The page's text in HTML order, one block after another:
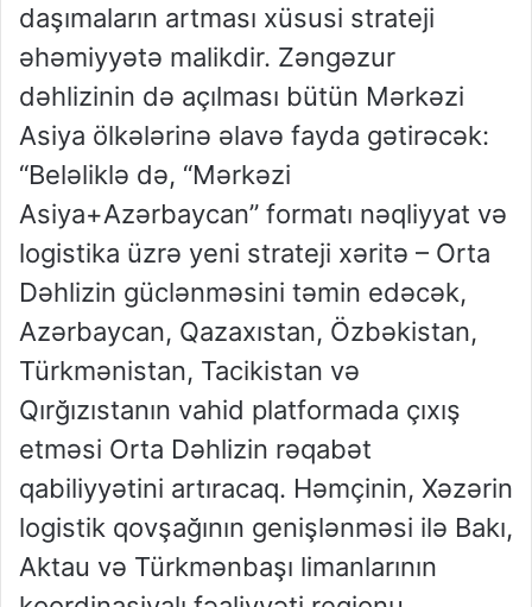
daşımaların artması xüsusi strateji
əhəmiyyətə malikdir. Zəngəzur
dəhlizinin də açılması bütün Mərkəzi
Asiya ölkələrinə əlavə fayda gətirəcək:
“Beləliklə də, “Mərkəzi
Asiya+Azərbaycan” formatı nəqliyyat və
logistika üzrə yeni strateji xəritə – Orta
Dəhlizin güclənməsini təmin edəcək,
Azərbaycan, Qazaxıstan, Özbəkistan,
Türkmənistan, Tacikistan və
Qırğızıstanın vahid platformada çıxış
etməsi Orta Dəhlizin rəqabət
qabiliyyətini artıracaq. Həmçinin, Xəzərin
logistik qovşağının genişlənməsi ilə Bakı,
Aktau və Türkmənbaşı limanlarının